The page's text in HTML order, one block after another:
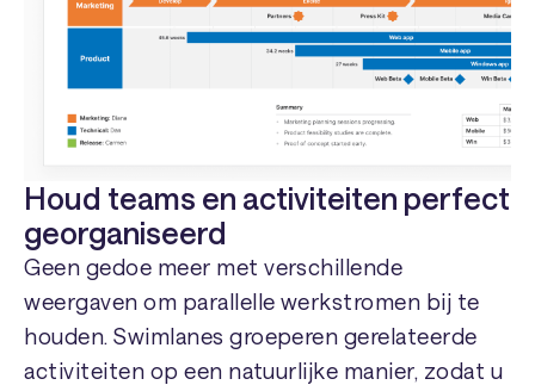
Houd teams en activiteiten perfect
georganiseerd
Geen gedoe meer met verschillende
weergaven om parallelle werkstromen bij te
houden. Swimlanes groeperen gerelateerde
activiteiten op een natuurlijke manier, zodat u